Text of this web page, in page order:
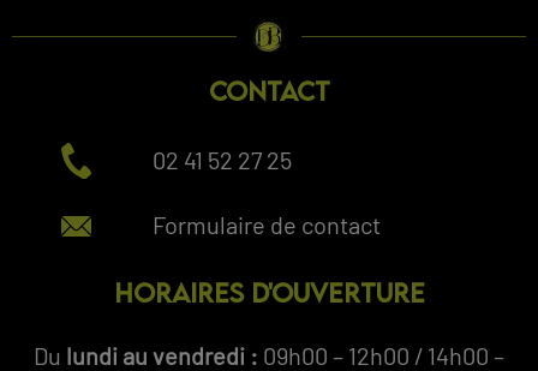
CONTACT
02 41 52 27 25
Formulaire de contact
HORAIRES D'OUVERTURE
Du lundi au vendredi : 09h00 – 12h00 / 14h00 –